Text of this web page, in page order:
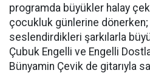
programda büyükler halay
çocukluk günlerine
seslendirdikleri şarkılarla
Çubuk Engelli ve Engelli
Bünyamin Çevik de gitarıyla